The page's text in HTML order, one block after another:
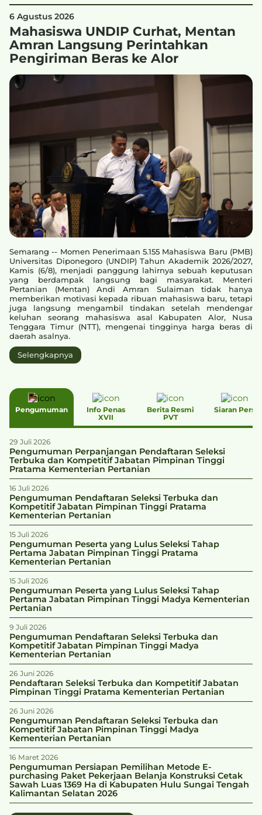
6 Agustus 2026
Mahasiswa UNDIP Curhat, Mentan
Amran Langsung Perintahkan
Pengiriman Beras ke Alor
Semarang -- Momen Penerimaan 5.155 Mahasiswa Baru (PMB)
Universitas Diponegoro (UNDIP) Tahun Akademik 2026/2027,
Kamis (6/8), menjadi panggung lahirnya sebuah keputusan
yang berdampak langsung bagi masyarakat. Menteri
Pertanian (Mentan) Andi Amran Sulaiman tidak hanya
memberikan motivasi kepada ribuan mahasiswa baru, tetapi
juga langsung mengambil tindakan setelah mendengar
keluhan seorang mahasiswa asal Kabupaten Alor, Nusa
Tenggara Timur (NTT), mengenai tingginya harga beras di
daerah asalnya.
Selengkapnya
Pengumuman
Info Penas
XVII
Berita Resmi
PVT
Siaran Pers
29 Juli 2026
Pengumuman Perpanjangan Pendaftaran Seleksi
Terbuka dan Kompetitif Jabatan Pimpinan Tinggi
Pratama Kementerian Pertanian
16 Juli 2026
Pengumuman Pendaftaran Seleksi Terbuka dan
Kompetitif Jabatan Pimpinan Tinggi Pratama
Kementerian Pertanian
15 Juli 2026
Pengumuman Peserta yang Lulus Seleksi Tahap
Pertama Jabatan Pimpinan Tinggi Pratama
Kementerian Pertanian
15 Juli 2026
Pengumuman Peserta yang Lulus Seleksi Tahap
Pertama Jabatan Pimpinan Tinggi Madya Kementerian
Pertanian
9 Juli 2026
Pengumuman Pendaftaran Seleksi Terbuka dan
Kompetitif Jabatan Pimpinan Tinggi Madya
Kementerian Pertanian
26 Juni 2026
Pendaftaran Seleksi Terbuka dan Kompetitif Jabatan
Pimpinan Tinggi Pratama Kementerian Pertanian
26 Juni 2026
Pengumuman Pendaftaran Seleksi Terbuka dan
Kompetitif Jabatan Pimpinan Tinggi Madya
Kementerian Pertanian
16 Maret 2026
Pengumuman Persiapan Pemilihan Metode E-
purchasing Paket Pekerjaan Belanja Konstruksi Cetak
Sawah Luas 1369 Ha di Kabupaten Hulu Sungai Tengah
Kalimantan Selatan 2026